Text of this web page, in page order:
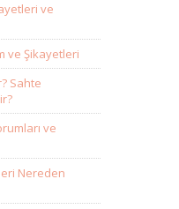
ve
ve Şikayetleri
Sahte
ve
Nereden